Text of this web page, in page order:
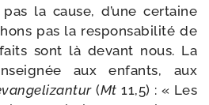
la cause, d’une cer­taine
pas la res­pon­sa­bi­li­té de
sont là devant nous. La
aux enfants, aux
(Mt 11,5) : « Les